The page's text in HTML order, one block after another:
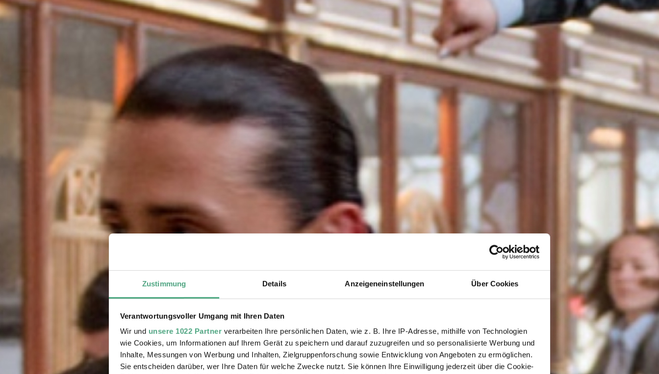
Zustimmung Details Anzeigeneinstellungen Über Cookies
Verantwortungsvoller Umgang mit Ihren Daten
Wir und unsere 1022 Partner verarbeiten Ihre persönlichen Daten, wie z. B. Ihre IP-Adresse, mithilfe von Technologien
wie Cookies, um Informationen auf Ihrem Gerät zu speichern und darauf zuzugreifen und so personalisierte Werbung und
Inhalte, Messungen von Werbung und Inhalten, Zielgruppenforschung sowie Entwicklung von Angeboten zu ermöglichen.
Sie entscheiden darüber, wer Ihre Daten für welche Zwecke nutzt. Sie können Ihre Einwilligung jederzeit über die Cookie-